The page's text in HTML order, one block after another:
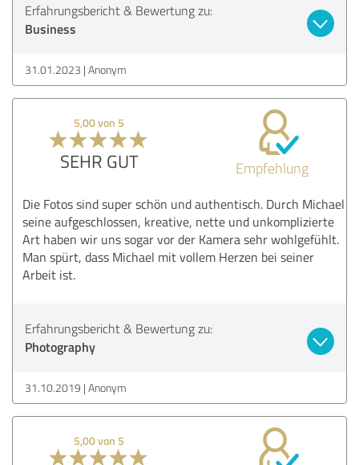
Erfahrungsbericht & Bewertung zu:
Business
31.01.2023 Anonym
5,00 von 5
SEHR GUT Empfehlung
Die Fotos sind super schön und authentisch. Durch Michael
seine aufgeschlossen, kreative, nette und unkomplizierte
Art haben wir uns sogar vor der Kamera sehr wohlgefühlt.
Man spürt, dass Michael mit vollem Herzen bei seiner
Arbeit ist.
Erfahrungsbericht & Bewertung zu:
Photography
31.10.2019 Anonym
5,00 von 5